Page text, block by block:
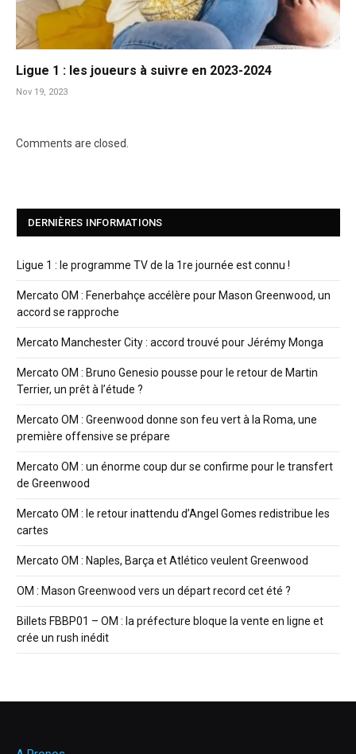
Ligue 1 : les joueurs à suivre en 2023-2024
Nov 19, 2023
Comments are closed.
DERNIÈRES INFORMATIONS
Ligue 1 : le programme TV de la 1re journée est connu !
Mercato OM : Fenerbahçe accélère pour Mason Greenwood, un
accord se rapproche
Mercato Manchester City : accord trouvé pour Jérémy Monga
Mercato OM : Bruno Genesio pousse pour le retour de Martin
Terrier, un prêt à l’étude ?
Mercato OM : Greenwood donne son feu vert à la Roma, une
première offensive se prépare
Mercato OM : un énorme coup dur se confirme pour le transfert
de Greenwood
Mercato OM : le retour inattendu d’Angel Gomes redistribue les
cartes
Mercato OM : Naples, Barça et Atlético veulent Greenwood
OM : Mason Greenwood vers un départ record cet été ?
Billets FBBP01 – OM : la préfecture bloque la vente en ligne et
crée un rush inédit